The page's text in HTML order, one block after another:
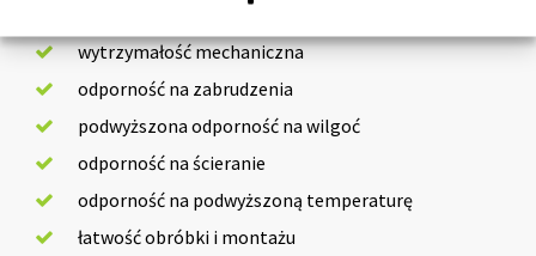
wytrzymałość mechaniczna
odporność na zabrudzenia
podwyższona odporność na wilgoć
odporność na ścieranie
odporność na podwyższoną temperaturę
łatwość obróbki i montażu